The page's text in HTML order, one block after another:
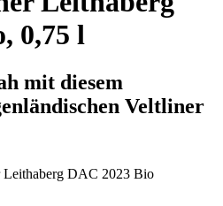
0,75 l
mit diesem
Veltliner
DAC 2023 Bio